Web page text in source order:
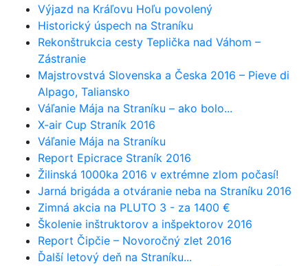
Výjazd na Kráľovu Hoľu povolený
Historický úspech na Straníku
Rekonštrukcia cesty Teplička nad Váhom –
Zástranie
Majstrovstvá Slovenska a Česka 2016 – Pieve di
Alpago, Taliansko
Váľanie Mája na Straníku – ako bolo...
X-air Cup Straník 2016
Váľanie Mája na Straníku
Report Epicrace Straník 2016
Žilinská 1000ka 2016 v extrémne zlom počasí!
Jarná brigáda a otváranie neba na Straníku 2016
Zimná akcia na PLUTO 3 - za 1400 €
Školenie inštruktorov a inšpektorov 2016
Report Čipčie – Novoročný zlet 2016
Ďalší letový deň na Straníku...